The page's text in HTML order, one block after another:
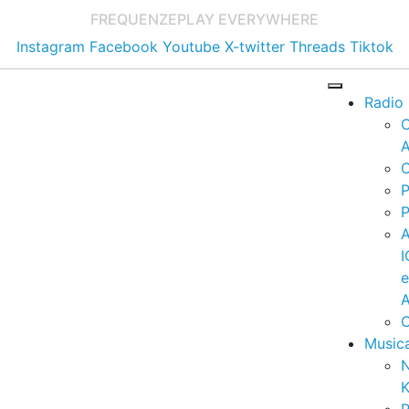
FREQUENZEPLAY EVERYWHERE
Instagram Facebook Youtube X-twitter Threads Tiktok
Radio
e